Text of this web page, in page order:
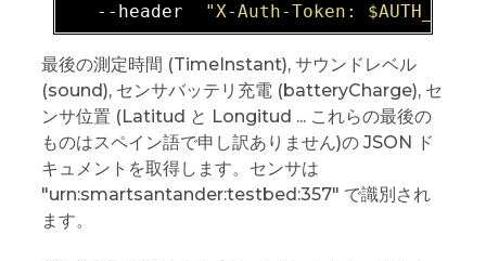
   --header
"X-Auth-Token:
最後の測定時間 (TimeInstant), サウンドレベル
(sound), センサバッテリ充電 (batteryCharge), セ
ンサ位置 (Latitud と Longitud ... これらの最後の
ものはスペイン語で申し訳ありません)の JSON ド
キュメントを取得します。センサは
"urn:smartsantander:testbed:357" で識別され
ます。